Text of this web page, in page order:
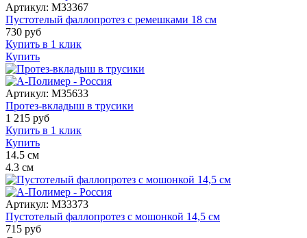
Артикул: M33367
Пустотелый фаллопротез с ремешками 18 см
730 руб
Купить в 1 клик
Купить
Артикул: M35633
Протез-вкладыш в трусики
1 215 руб
Купить в 1 клик
Купить
14.5 см
4.3 см
Артикул: M33373
Пустотелый фаллопротез с мошонкой 14,5 см
715 руб